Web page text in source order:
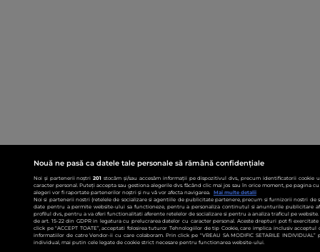
Nouă ne pasă ca datele tale personale să rămână confidențiale
Noi și partenerii noștri201 stocăm și/sau accesăm informații pe dispozitivul dvs., precum identificatorii
caracter personal. Puteți accepta sau gestiona alegerile dvs. făcând clic mai jos sau în orice moment, pe pagina
alegeri vor fi raportate partenerilor noștri și nu vă vor afecta navigarea.
Mai multe detalii
Noi si partenerii nostri (retelele de socializare si agentiile de publicitate partenere, precum si furnizorii nostri de
date pentru a permite website-ului sa functioneze, pentru a personaliza continutul si anunturile publicitare
profilul dvs., pentru a va oferi functionalitati aferente retelelor de socializare si pentru a analiza traficul pe
de art. 15-22 din GDPR in legatura cu prelucrarea datelor cu caracter personal. Aceste drepturi pot fi
click pe “ACCEPT TOATE”, acceptati folosirea tuturor Tehnologiilor de tip Cookie, care implica inclusiv acceptul
informatiilor de catre Vendor-ii cu care colaboram. Prin click pe “VREAU SA MODIFIC SETARILE
individual, mai putin cele legate de cookie strict necesare pentru functionarea website-ului.